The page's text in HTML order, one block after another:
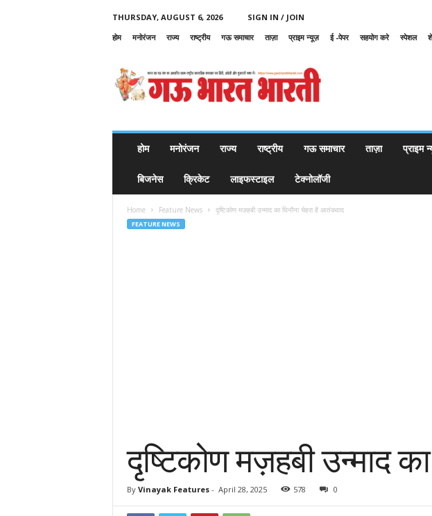
THURSDAY, AUGUST 6, 2026
SIGN IN / JOIN
होम
मनोरंजन राज्य राष्ट्रीय गऊ समाचार ताज़ा प्राइम न्यूज़ ई -पेपर सहयोग करे स्पेशल
u
होम
मनोरंजन राज्य राष्ट्रीय गऊ समाचार ताज़ा प्राइम
बिजनेस क्रिकेट लाइफस्टाइल टेक्नोलॉजी
Home Feature News दृष्टिकोण मज़हबी उन्माद का घिनौना चेहरा है आतंकवाद
FEATURE NEWS
दृष्टिकोण मज़हबी उन्माद
By Vinayak Features- April 28, 2025 578 0